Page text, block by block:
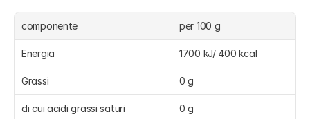
componente per 100 g
Energia 1700 kJ/ 400 kcal
Grassi 0 g
di cui acidi grassi saturi 0 g